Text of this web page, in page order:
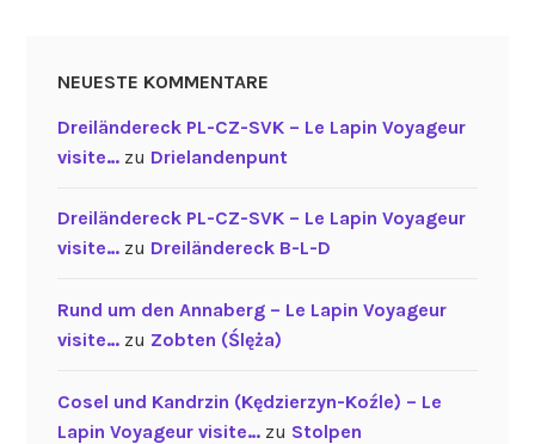
NEUESTE KOMMENTARE
Dreiländereck PL-CZ-SVK – Le Lapin Voyageur
visite…zu Drielandenpunt
Dreiländereck PL-CZ-SVK – Le Lapin Voyageur
visite…zu Dreiländereck B-L-D
Rund um den Annaberg – Le Lapin Voyageur
visite…zu Zobten (Ślęża)
Cosel und Kandrzin (Kędzierzyn-Koźle) – Le
Lapin Voyageur visite…zu Stolpen